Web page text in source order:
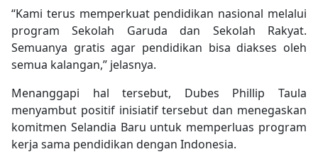
“Kami terus memperkuat pendidikan nasional melalui
program Sekolah Garuda dan Sekolah Rakyat.
Semuanya gratis agar pendidikan bisa diakses oleh
semua kalangan,” jelasnya.
Menanggapi hal tersebut, Dubes Phillip Taula
menyambut positif inisiatif tersebut dan menegaskan
komitmen Selandia Baru untuk memperluas program
kerja sama pendidikan dengan Indonesia.